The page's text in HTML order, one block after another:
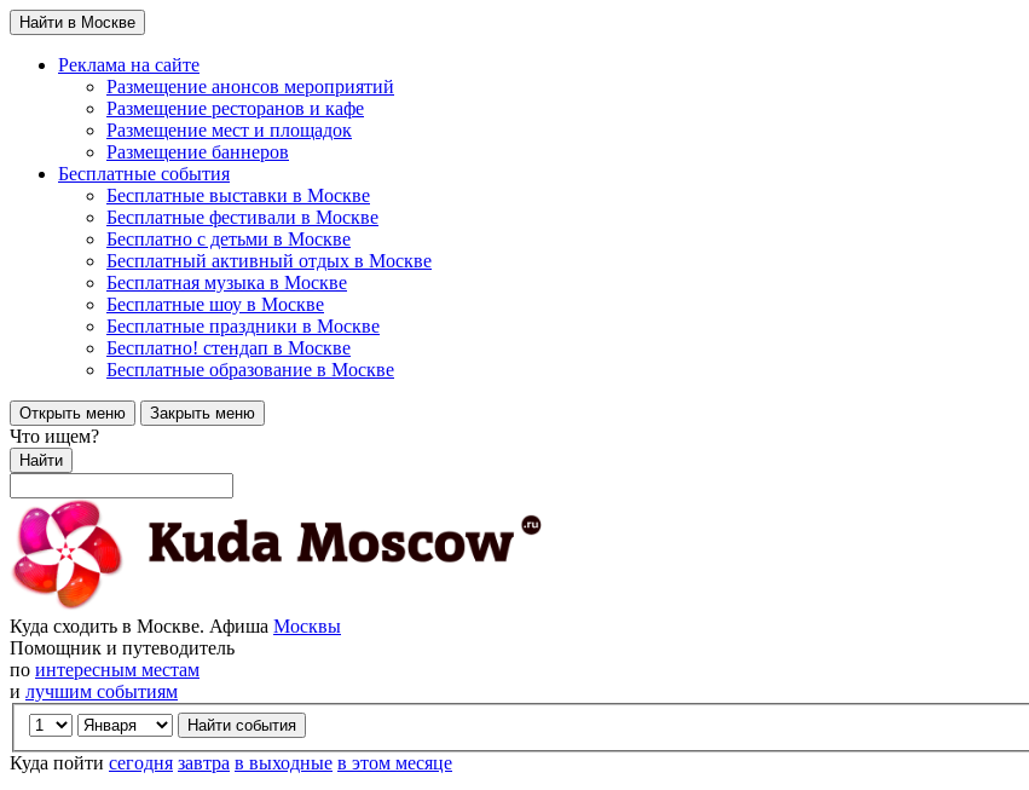
Найти в Москве
Реклама на сайте
Размещение анонсов мероприятий
Размещение ресторанов и кафе
Размещение мест и площадок
Размещение баннеров
Бесплатные события
Бесплатные выставки в Москве
Бесплатные фестивали в Москве
Бесплатно с детьми в Москве
Бесплатный активный отдых в Москве
Бесплатная музыка в Москве
Бесплатные шоу в Москве
Бесплатные праздники в Москве
Бесплатно! стендап в Москве
Бесплатные образование в Москве
Открыть меню Закрыть меню
Что ищем?
Найти
Куда сходить в Москве. Афиша Москвы
Помощник и путеводитель
по интересным местам
и лучшим событиям
Куда пойти сегодня завтра в выходные в этом месяце